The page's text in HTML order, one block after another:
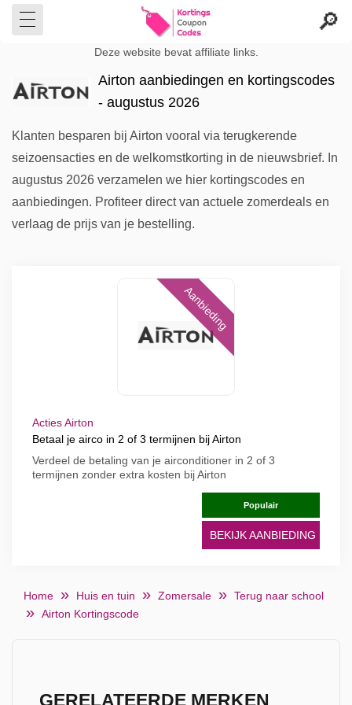
Deze website bevat affiliate links.
Airton aanbiedingen en kortingscodes
- augustus 2026
Klanten besparen bij Airton vooral via terugkerende
seizoensacties en de welkomstkorting in de nieuwsbrief. In
augustus 2026 verzamelen we hier kortingscodes en
aanbiedingen. Profiteer direct van actuele zomerdeals en
verlaag de prijs van je bestelling.
Aanbieding
Acties Airton
Betaal je airco in 2 of 3 termijnen bij Airton
Verdeel de betaling van je airconditioner in 2 of 3
termijnen zonder extra kosten bij Airton
Populair
BEKIJK AANBIEDING
Home Huis en tuin Zomersale
Terug naar school
Airton Kortingscode
GERELATEERDE MERKEN